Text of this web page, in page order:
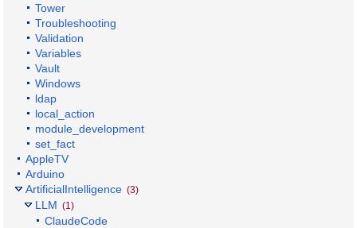
Tower
Troubleshooting
Validation
Variables
Vault
Windows
ldap
local_action
module_development
set_fact
AppleTV
Arduino
ArtificialIntelligence (3)
LLM (1)
ClaudeCode